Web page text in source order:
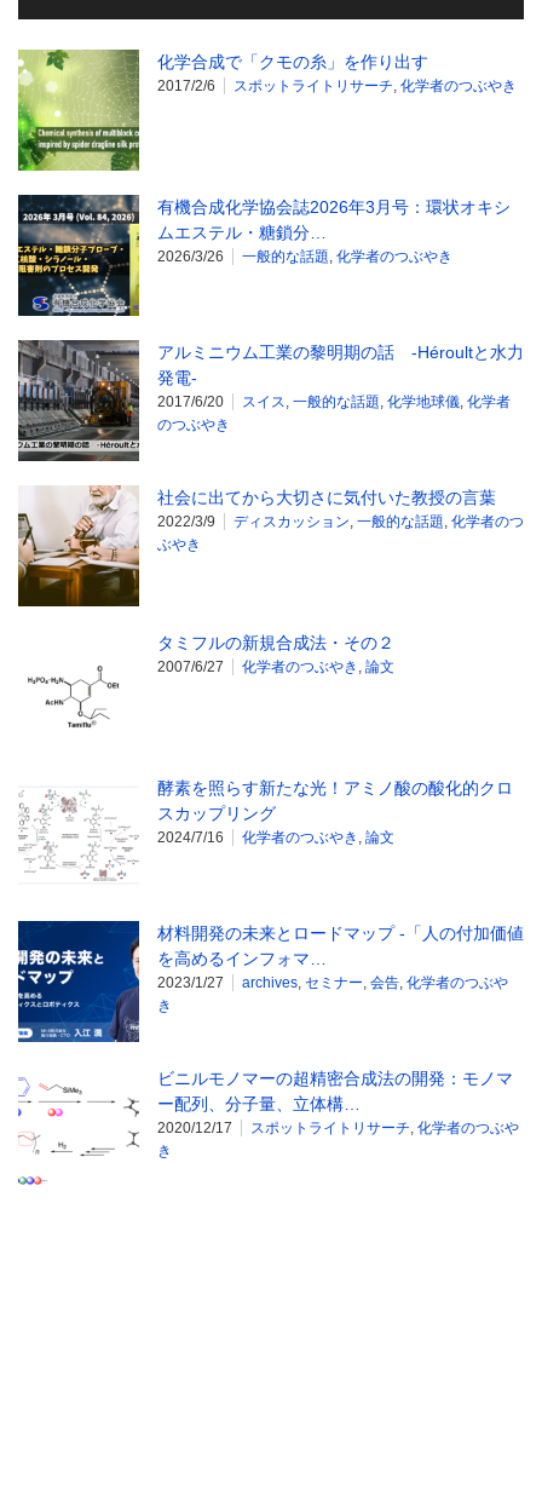
化学合成で「クモの糸」を作り出す
2017/2/6 スポットライトリサーチ 化学者のつぶやき
有機合成化学協会誌2026年3月号：環状オキシ
ムエステル・糖鎖分…
2026/3/26 一般的な話題 化学者のつぶやき
アルミニウム工業の黎明期の話 -Héroultと水力
発電-
2017/6/20 スイス 一般的な話題 化学地球儀 化学者
のつぶやき
社会に出てから大切さに気付いた教授の言葉
2022/3/9 ディスカッション 一般的な話題 化学者のつ
ぶやき
タミフルの新規合成法・その２
2007/6/27 化学者のつぶやき 論文
酵素を照らす新たな光！アミノ酸の酸化的クロ
スカップリング
2024/7/16 化学者のつぶやき 論文
材料開発の未来とロードマップ -「人の付加価値
を高めるインフォマ…
2023/1/27 archives セミナー 会告 化学者のつぶや
き
ビニルモノマーの超精密合成法の開発：モノマ
ー配列、分子量、立体構…
2020/12/17 スポットライトリサーチ 化学者のつぶや
き